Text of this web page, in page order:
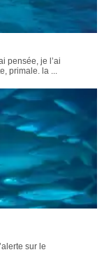
pensée, je l’ai
primale. la ...
sur le